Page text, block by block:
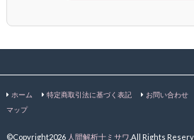
ホーム 特定商取引法に基づく表記 お問い合わせ
マップ
©Copyright2026 人間解析士ミサワ .All Rights